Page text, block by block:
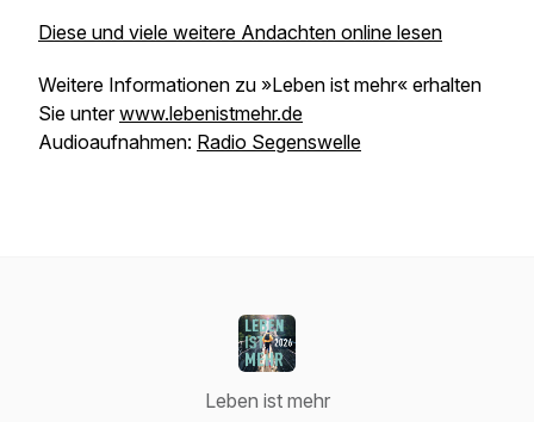
Diese und viele weitere Andachten online lesen
Weitere Informationen zu »Leben ist mehr« erhalten
Sie unterwww.lebenistmehr.de
Audioaufnahmen: Radio Segenswelle
Leben ist mehr